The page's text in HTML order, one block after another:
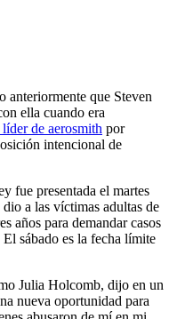
que Steven
ella cuando era
líder de aerosmith por
intencional de
fue presentada el martes
dio a las víctimas adultas de
años para demandar casos
sábado es la fecha límite
Julia Holcomb, dijo en un
nueva oportunidad para